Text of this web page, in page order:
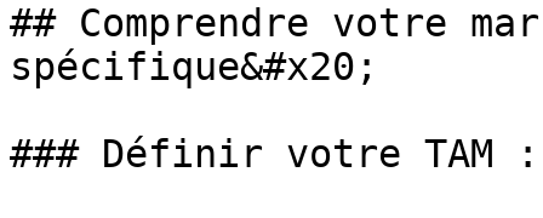
## Comprendre votre
spécifique&#x20;
### Définir votre TAM